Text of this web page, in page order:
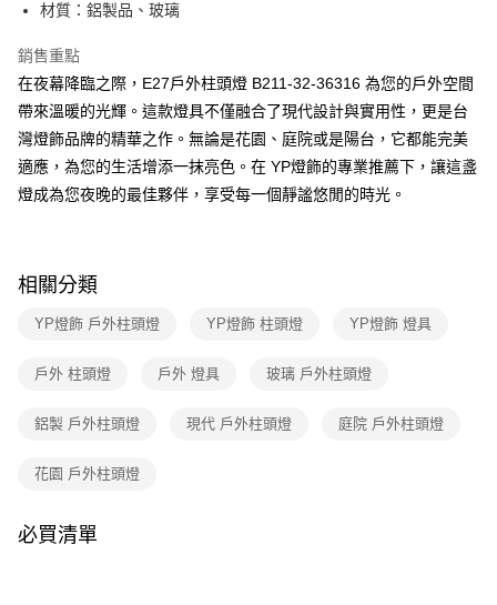
全盈+PAY
AFTEE先享後付
相關說明
【關於「AFTEE先享後付」】
AFTEE先享後付是「在收到商品之後才付款」的支付方式。 讓您購物簡單
便利好安心！
１．於結帳方式選擇「AFTEE先享後付」後，將跳轉至「AFTEE先享後付」
２．訂單成立數日內，您將收到繳費通知簡訊。
３．收到繳費通知簡訊後14天內，點擊此簡訊中的連結，可透過四大超商／
※ 請注意：結帳手續完成當下不需立刻繳費，但若您需要取消訂單，請聯絡
後付繳納相關費用。
※ 交易是否成功請以「AFTEE先享後付 」之結帳頁面顯示為準，若有關於
客戶支援中心」
新竹貨運宅配
材質：鋁製品、玻璃
銷售重點
在夜幕降臨之際，E27戶外柱頭燈 B211-32-36316 為您的戶外空間
帶來溫暖的光輝。這款燈具不僅融合了現代設計與實用性，更是台
灣燈飾品牌的精華之作。無論是花園、庭院或是陽台，它都能完美
適應，為您的生活增添一抹亮色。在 YP燈飾的專業推薦下，讓這盞
燈成為您夜晚的最佳夥伴，享受每一個靜謐悠閒的時光。
相關分類
YP燈飾 戶外柱頭燈 YP燈飾 柱頭燈 YP燈飾 燈具
戶外 柱頭燈 戶外 燈具 玻璃 戶外柱頭燈
鋁製 戶外柱頭燈 現代 戶外柱頭燈 庭院 戶外柱頭燈
花園 戶外柱頭燈
必買清單